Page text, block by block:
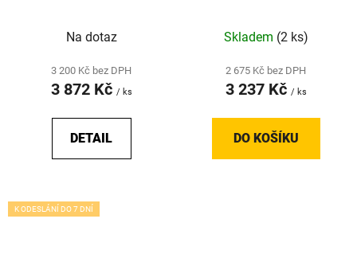
Na dotaz
3 200 Kč bez DPH
3 872 Kč / ks
DETAIL
Skladem (2 ks)
2 675 Kč bez DPH
3 237 Kč / ks
DO KOŠÍKU
K ODESLÁNÍ DO 7 DNÍ